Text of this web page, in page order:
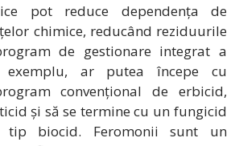
pot reduce dependența de
chimice, reducând reziduurile
de gestionare integrat a
exemplu, ar putea începe cu
convențional de erbicid,
și să se termine cu un fungicid
tip biocid. Feromonii sunt un